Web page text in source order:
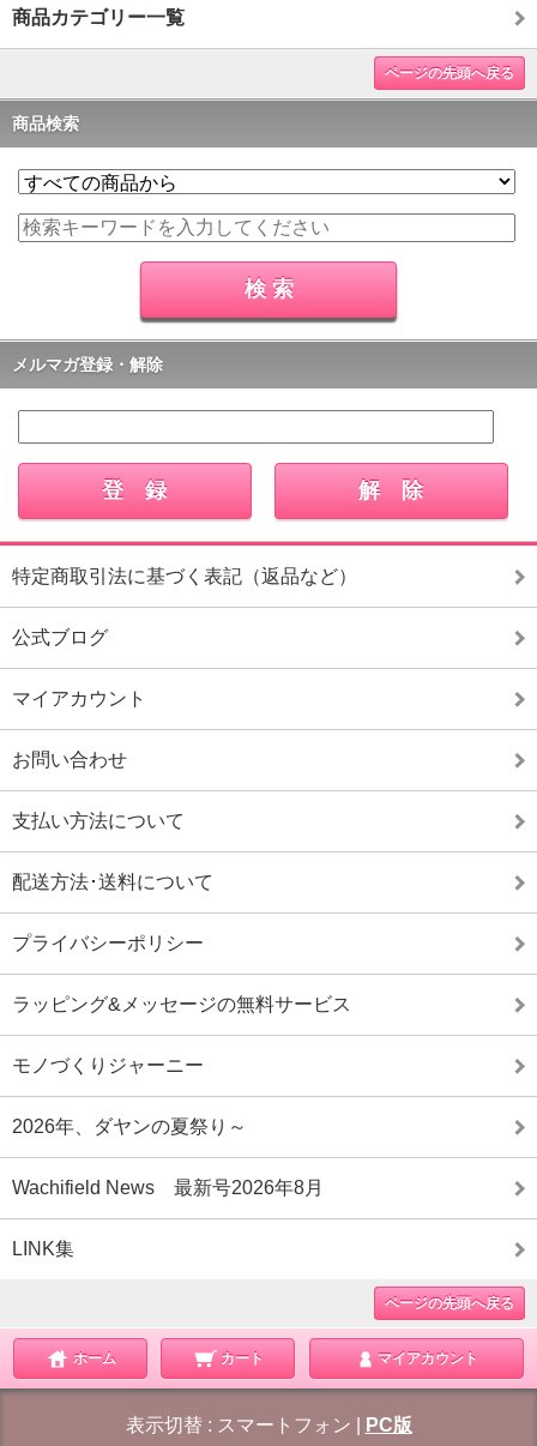
商品カテゴリー一覧
ページの先頭へ戻る
商品検索
メルマガ登録・解除
特定商取引法に基づく表記（返品など）
公式ブログ
マイアカウント
お問い合わせ
支払い方法について
配送方法･送料について
プライバシーポリシー
ラッピング&メッセージの無料サービス
モノづくりジャーニー
2026年、ダヤンの夏祭り～
Wachifield News 最新号2026年8月
LINK集
ページの先頭へ戻る
ホーム カート マイアカウント
表示切替 : スマートフォン PC版